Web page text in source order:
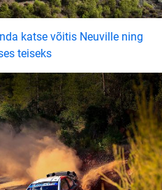
katse võitis Neuville ning
teiseks